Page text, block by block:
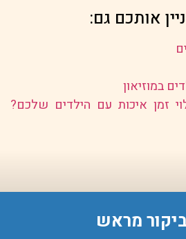
אותכם גם:
במוזיאון
זמן איכות עם הילדים שלכם?
מראש